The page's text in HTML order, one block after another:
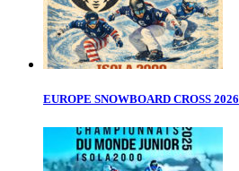
EUROPE SNOWBOARD CROSS 2026